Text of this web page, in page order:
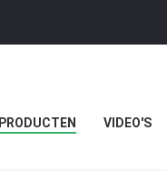
PRODUCTEN VIDEO'S